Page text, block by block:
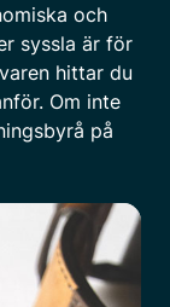
och
syssla är för
hittar du
Om inte
på